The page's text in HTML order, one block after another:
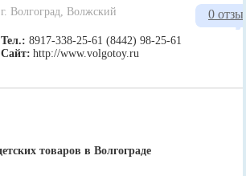
0
г. Волгоград, Волжский
Тел.:8917-338-25-61 (8442) 98-25-61
Сайт: http://www.volgotoy.ru
товаров в Волгограде